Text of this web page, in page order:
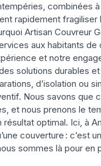
combinées à
rapidement fragiliser
Artisan Couvreur
aux habitants de
et notre
solutions durables et
d’isolation ou
Nous savons que
et nous prenons le
résultat optimal. Ici, à
couverture : c’est
sommes là pour en